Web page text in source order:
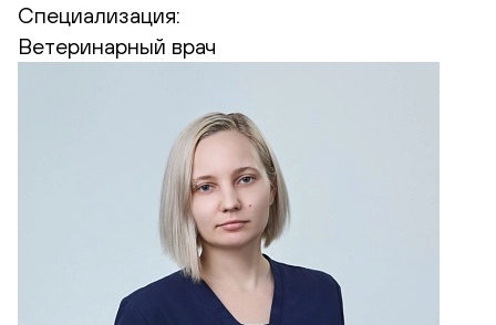
Специализация:
Ветеринарный врач